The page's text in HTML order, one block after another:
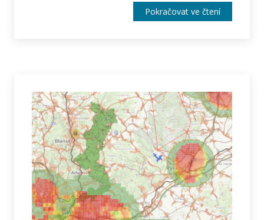
Pokračovat ve čtení